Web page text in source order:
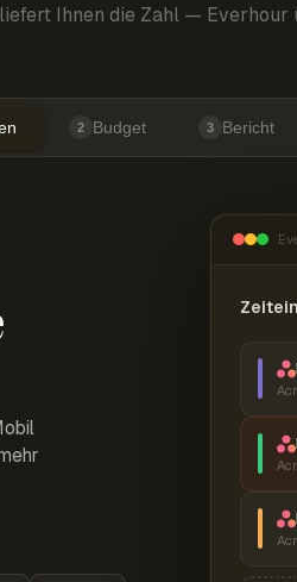
Ihnen die Zahl — Everhour
2 Budget 3 Bericht